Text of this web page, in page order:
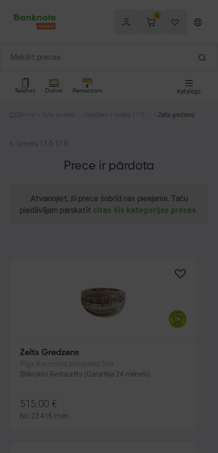
0
Telefoni Datori Remontam Katalogs
Sākums
Zelta juvelierizs
Gredzeni
Izmērs 17.0-1
Zelta gredzens
Izmērs 17.0-17.9
Prece ir pārdota
Atvainojiet, šī prece šobrīd nav pieejama. Taču
piedāvājam parskatīt citas šīs kategorijas preces.
Zelts Gredzens
Rīga, Kurzemes prospekts 59a
Stāvoklis Restaurēts (Garantija 24 mēneši)
515.00 €
No 23.41 €/mēn.